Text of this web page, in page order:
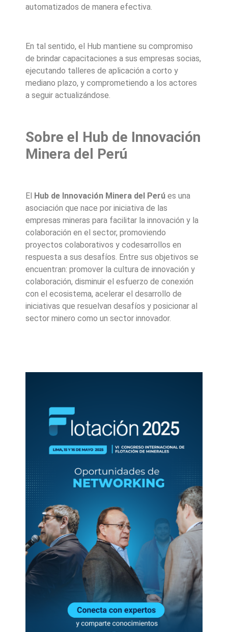
automatizados de manera efectiva.
En tal sentido, el Hub mantiene su compromiso
de brindar capacitaciones a sus empresas socias,
ejecutando talleres de aplicación a corto y
mediano plazo, y comprometiendo a los actores
a seguir actualizándose.
Sobre el Hub de Innovación
Minera del Perú
El Hub de Innovación Minera del Perú es una
asociación que nace por iniciativa de las
empresas mineras para facilitar la innovación y la
colaboración en el sector, promoviendo
proyectos colaborativos y codesarrollos en
respuesta a sus desafíos. Entre sus objetivos se
encuentran: promover la cultura de innovación y
colaboración, disminuir el esfuerzo de conexión
con el ecosistema, acelerar el desarrollo de
iniciativas que resuelvan desafíos y posicionar al
sector minero como un sector innovador.